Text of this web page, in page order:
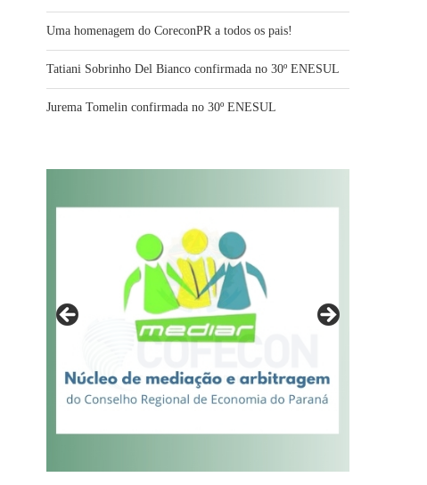
Uma homenagem do CoreconPR a todos os pais!
Tatiani Sobrinho Del Bianco confirmada no 30º ENESUL
Jurema Tomelin confirmada no 30º ENESUL